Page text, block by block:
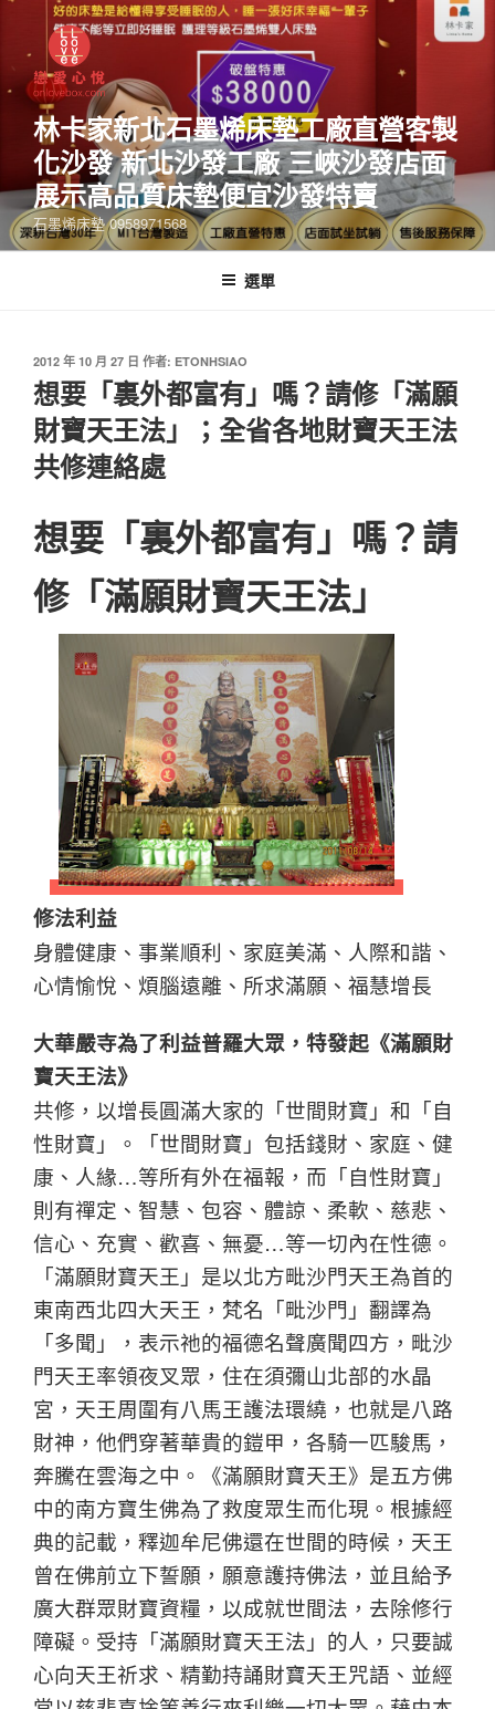
林卡家新北石墨烯床墊工廠直營客製
化沙發 新北沙發工廠 三峽沙發店面
展示高品質床墊便宜沙發特賣
石墨烯床墊 0958971568
選單
2012 年 10 月 27 日 作者: ETONHSIAO
想要「裏外都富有」嗎？請修「滿願
財寶天王法」；全省各地財寶天王法
共修連絡處
想要「裏外都富有」嗎？請
修「滿願財寶天王法」
修法利益
身體健康、事業順利、家庭美滿、人際和諧、
心情愉悅、煩腦遠離、所求滿願、福慧增長
大華嚴寺為了利益普羅大眾，特發起《滿願財
寶天王法》
共修，以增長圓滿大家的「世間財寶」和「自
性財寶」。「世間財寶」包括錢財、家庭、健
康、人緣…等所有外在福報，而「自性財寶」
則有禪定、智慧、包容、體諒、柔軟、慈悲、
信心、充實、歡喜、無憂…等一切內在性德。
「滿願財寶天王」是以北方毗沙門天王為首的
東南西北四大天王，梵名「毗沙門」翻譯為
「多聞」，表示祂的福德名聲廣聞四方，毗沙
門天王率領夜叉眾，住在須彌山北部的水晶
宮，天王周圍有八馬王護法環繞，也就是八路
財神，他們穿著華貴的鎧甲，各騎一匹駿馬，
奔騰在雲海之中。《滿願財寶天王》是五方佛
中的南方寶生佛為了救度眾生而化現。根據經
典的記載，釋迦牟尼佛還在世間的時候，天王
曾在佛前立下誓願，願意護持佛法，並且給予
廣大群眾財寶資糧，以成就世間法，去除修行
障礙。受持「滿願財寶天王法」的人，只要誠
心向天王祈求、精勤持誦財寶天王咒語、並經